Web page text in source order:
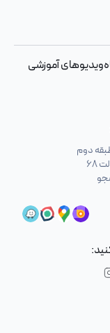
ویدیوهای آموزشی
دوم
68